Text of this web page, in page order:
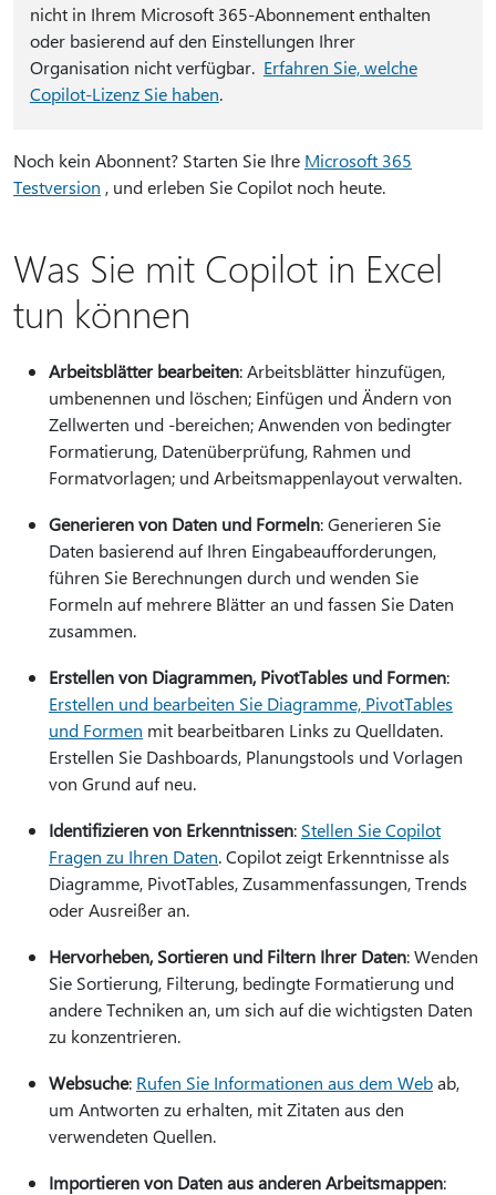
nicht in Ihrem Microsoft 365-Abonnement enthalten
oder basierend auf den Einstellungen Ihrer
Organisation nicht verfügbar. Erfahren Sie, welche
Copilot-Lizenz Sie haben.
Noch kein Abonnent? Starten Sie Ihre Microsoft 365
Testversion , und erleben Sie Copilot noch heute.
Was Sie mit Copilot in Excel
tun können
Arbeitsblätter bearbeiten: Arbeitsblätter hinzufügen,
umbenennen und löschen; Einfügen und Ändern von
Zellwerten und -bereichen; Anwenden von bedingter
Formatierung, Datenüberprüfung, Rahmen und
Formatvorlagen; und Arbeitsmappenlayout verwalten.
Generieren von Daten und Formeln: Generieren Sie
Daten basierend auf Ihren Eingabeaufforderungen,
führen Sie Berechnungen durch und wenden Sie
Formeln auf mehrere Blätter an und fassen Sie Daten
zusammen.
Erstellen von Diagrammen, PivotTables und Formen:
Erstellen und bearbeiten Sie Diagramme, PivotTables
und Formen mit bearbeitbaren Links zu Quelldaten.
Erstellen Sie Dashboards, Planungstools und Vorlagen
von Grund auf neu.
Identifizieren von Erkenntnissen: Stellen Sie Copilot
Fragen zu Ihren Daten. Copilot zeigt Erkenntnisse als
Diagramme, PivotTables, Zusammenfassungen, Trends
oder Ausreißer an.
Hervorheben, Sortieren und Filtern Ihrer Daten: Wenden
Sie Sortierung, Filterung, bedingte Formatierung und
andere Techniken an, um sich auf die wichtigsten Daten
zu konzentrieren.
Websuche: Rufen Sie Informationen aus dem Webab,
um Antworten zu erhalten, mit Zitaten aus den
verwendeten Quellen.
Importieren von Daten aus anderen Arbeitsmappen: